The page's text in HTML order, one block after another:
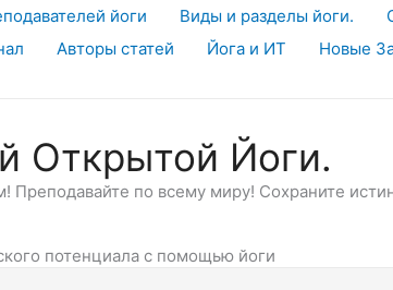
йоги Виды и разделы йоги.
Авторы статей Йога и ИТ Новые
Открытой Йоги.
Преподавайте по всему миру! Сохраните
потенциала с помощью йоги